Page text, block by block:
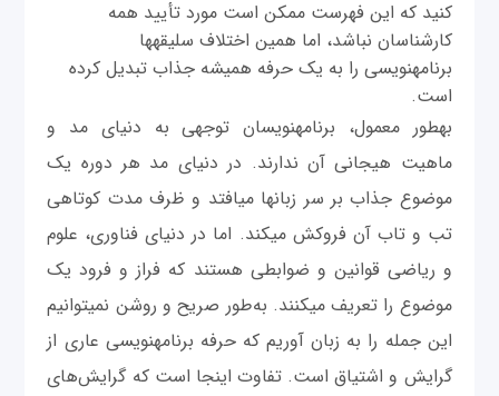
کنید که این فهرست ممکن است مورد تأیید همه
کارشناسان نباشد، اما همین اختلاف سلیقه‎ها
برنامه‎نویسی را به یک حرفه همیشه جذاب تبدیل کرده
است.
به‎طور معمول، برنامه‎نویسان توجهی به دنیای مد و
ماهیت هیجانی آن ندارند. در دنیای مد هر دوره یک
موضوع جذاب بر سر زبان‎ها می‎افتد و ظرف مدت کوتاهی
تب و تاب آن فروکش می‎کند. اما در دنیای فناوری، علوم
و ریاضی قوانین و ضوابطی هستند که فراز و فرود یک
موضوع را تعریف می‎کنند. به‌طور صریح و روشن نمی‎توانیم
این جمله را به زبان آوریم که حرفه برنامه‎نویسی عاری از
گرایش و اشتیاق است. تفاوت اینجا است که گرایش‌های